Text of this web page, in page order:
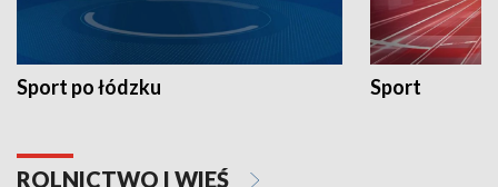
Sport po łódzku Sport
ROLNICTWO I WIEŚ